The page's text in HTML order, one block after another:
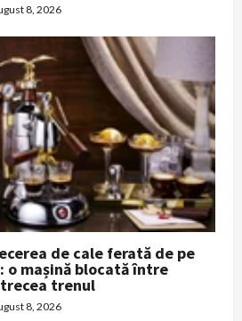
8, 2026
de cale ferată de pe
o mașină blocată între
trenul
8, 2026